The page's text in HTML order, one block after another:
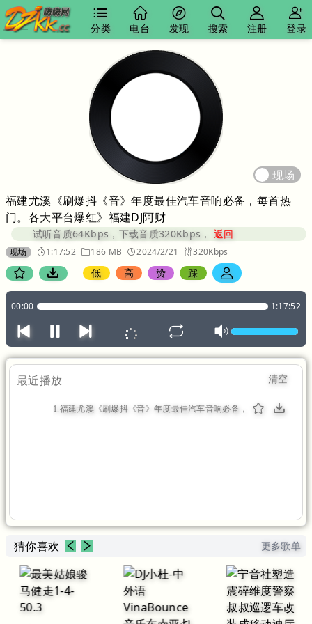
分类 电台 发现 搜索 注册 登录
现场
福建尤溪《刷爆抖《音》年度最佳汽车音响必备，每首热
门。各大平台爆红》福建DJ阿财
试听音质64Kbps，下载音质320Kbps，返回
现场 1:17:52 186 MB 2024/2/21 320Kbps
低 高 赞 踩
00:00 1:17:52
最近播放 清空
1.福建尤溪《刷爆抖《音》年度最佳汽车音响必备，
猜你喜欢 更多歌单